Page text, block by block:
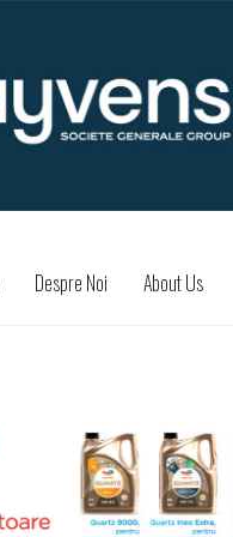
Despre Noi About Us